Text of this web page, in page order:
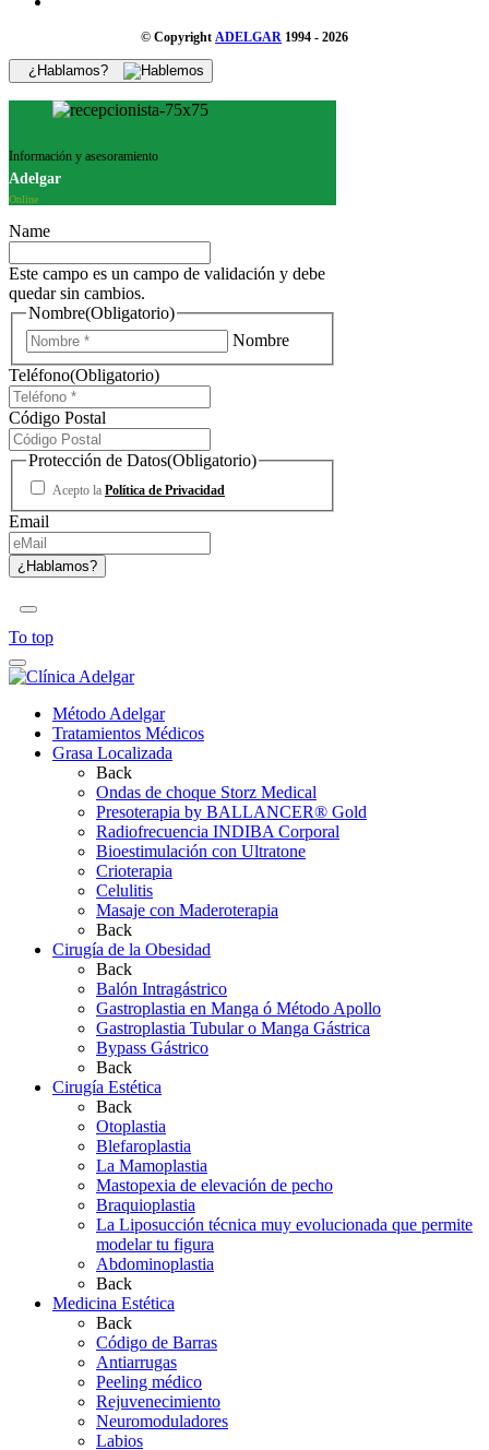
© Copyright ADELGAR 1994 - 2026
¿Hablamos?
Información y asesoramiento
Adelgar
Online
Name
Este campo es un campo de validación y debe
quedar sin cambios.
Nombre(Obligatorio)
Nombre
Teléfono(Obligatorio)
Código Postal
Protección de Datos(Obligatorio)
Acepto la Política de Privacidad
Email
To top
Método Adelgar
Tratamientos Médicos
Grasa Localizada
Back
Ondas de choque Storz Medical
Presoterapia by BALLANCER® Gold
Radiofrecuencia INDIBA Corporal
Bioestimulación con Ultratone
Crioterapia
Celulitis
Masaje con Maderoterapia
Back
Cirugía de la Obesidad
Back
Balón Intragástrico
Gastroplastia en Manga ó Método Apollo
Gastroplastia Tubular o Manga Gástrica
Bypass Gástrico
Back
Cirugía Estética
Back
Otoplastia
Blefaroplastia
La Mamoplastia
Mastopexia de elevación de pecho
Braquioplastia
La Liposucción técnica muy evolucionada que permite
modelar tu figura
Abdominoplastia
Back
Medicina Estética
Back
Código de Barras
Antiarrugas
Peeling médico
Rejuvenecimiento
Neuromoduladores
Labios